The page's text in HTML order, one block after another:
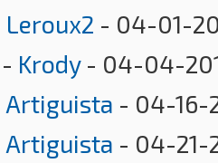
Leroux2 - 04-01-
- Krody- 04-04-
Artiguista - 04-16-
Artiguista - 04-21-